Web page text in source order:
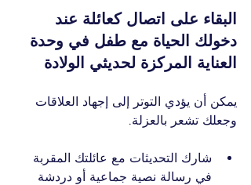
البقاء على اتصال كعائلة عند
دخولك الحياة مع طفل في وحدة
العناية المركزة لحديثي الولادة
يمكن أن يؤدي التوتر إلى إجهاد العلاقات
وجعلك تشعر بالعزلة.
شارك التحديثات مع عائلتك المقربة
في رسالة نصية جماعية أو دردشة